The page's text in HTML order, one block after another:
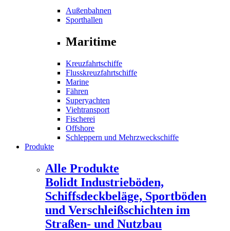
Außenbahnen
Sporthallen
Maritime
Kreuzfahrtschiffe
Flusskreuzfahrtschiffe
Marine
Fähren
Superyachten
Viehtransport
Fischerei
Offshore
Schleppern und Mehrzweckschiffe
Produkte
Alle Produkte
Bolidt Industrieböden,
Schiffsdeckbeläge, Sportböden
und Verschleißschichten im
Straßen- und Nutzbau